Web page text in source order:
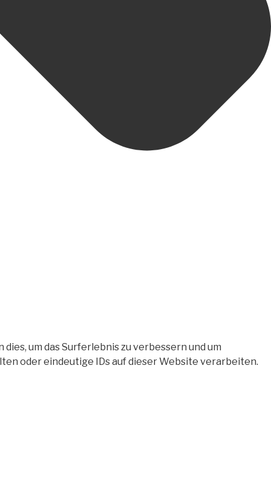
um das Surferlebnis zu verbessern und um
oder eindeutige IDs auf dieser Website verarbeiten.